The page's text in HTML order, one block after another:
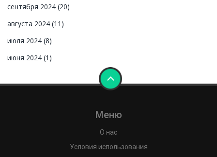
сентября 2024 (20)
августа 2024 (11)
июля 2024 (8)
июня 2024 (1)
Меню
О нас
Условия использования